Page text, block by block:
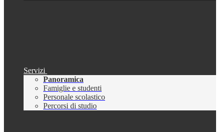
Servizi
Panoramica
Famiglie e studenti
Personale scolastico
Percorsi di studio